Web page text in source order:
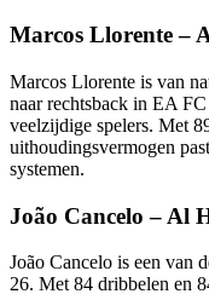
Marcos Llorente –
Marcos Llorente is van
naar rechtsback in EA
veelzijdige spelers. Met
uithoudingsvermogen
systemen.
João Cancelo – Al
João Cancelo is een van
26. Met 84 dribbelen en